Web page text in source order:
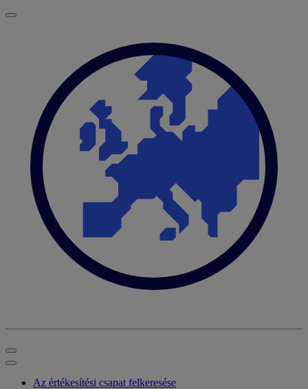
Az értékesítési csapat felkeresése